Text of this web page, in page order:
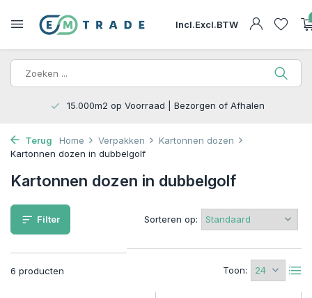
Incl.Excl.BTW
15.000m2 op Voorraad | Bezorgen of Afhalen
Terug Home Verpakken
Kartonnen dozen
Kartonnen dozen in dubbelgolf
Kartonnen dozen in dubbelgolf
Filter
6 producten Toon:
Sorteren op: